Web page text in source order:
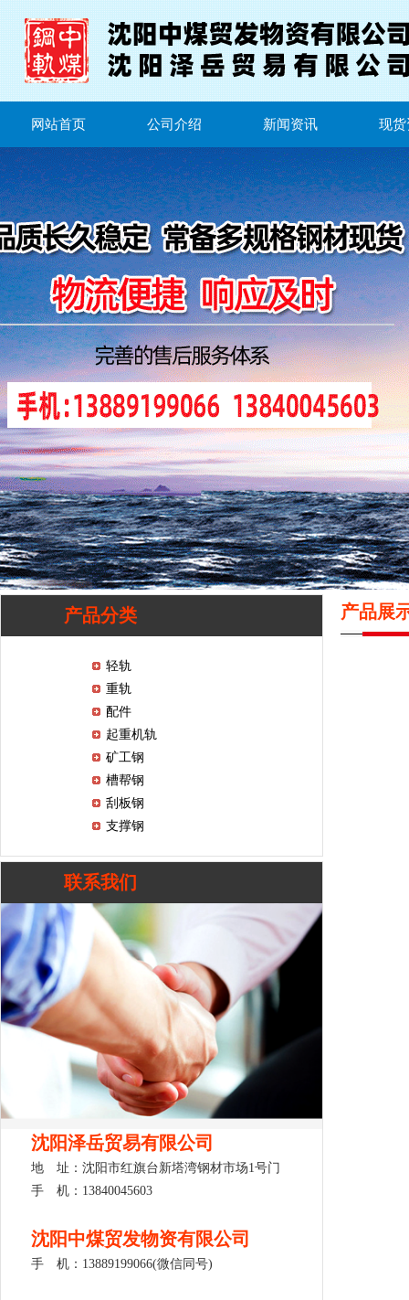
网站首页 公司介绍 新闻资讯 现货
产品分类
轻轨
重轨
配件
起重机轨
矿工钢
槽帮钢
刮板钢
支撑钢
联系我们
沈阳泽岳贸易有限公司
地 址：沈阳市红旗台新塔湾钢材市场1号门
手 机：13840045603
沈阳中煤贸发物资有限公司
手 机：13889199066(微信同号)
产品